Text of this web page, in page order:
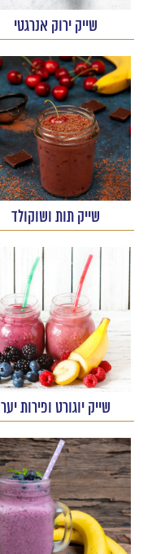
שייק ירוק אנרגטי
שייק תות ושוקולד
שייק יוגורט ופירות יער